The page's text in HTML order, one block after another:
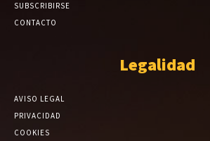
SUBSCRIBIRSE
CONTACTO
Legalidad
AVISO LEGAL
PRIVACIDAD
COOKIES